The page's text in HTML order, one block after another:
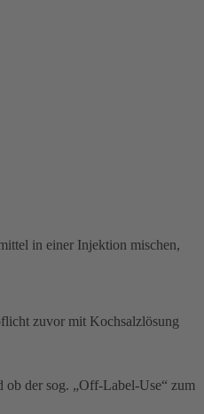
in einer Injektion mischen,
zuvor mit Kochsalzlösung
der sog. „Off-Label-Use“ zum